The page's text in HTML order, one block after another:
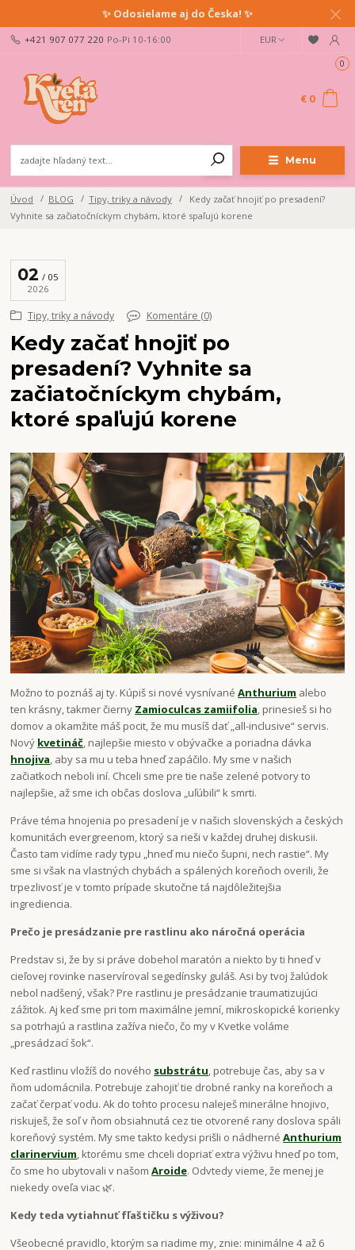
✨ Odosielame aj do Česka! ✨
Menu
EUR
+421 907 077 220 Po-Pi 10-16:00
0
€ 0
Úvod BLOG Tipy, triky a návody
Kedy začať hnojiť po presadení?
Vyhnite sa začiatočníckym chybám, ktoré spaľujú korene
02
05
2026
Tipy, triky a návody Komentáre (0)
Kedy začať hnojiť po
presadení? Vyhnite sa
začiatočníckym chybám,
ktoré spaľujú korene
Možno to poznáš aj ty. Kúpiš si nové vysnívanéAnthurium alebo
ten krásny, takmer čierny Zamioculcas zamiifolia, prinesieš si ho
domov a okamžite máš pocit, že mu musíš dať „all-inclusive“ servis.
Nový kvetináč, najlepšie miesto v obývačke a poriadna dávka
hnojiva, aby sa mu u teba hneď zapáčilo. My sme v našich
začiatkoch neboli iní. Chceli sme pre tie naše zelené potvory to
najlepšie, až sme ich občas doslova „uľúbili“ k smrti.
Práve téma hnojenia po presadení je v našich slovenských a českých
komunitách evergreenom, ktorý sa rieši v každej druhej diskusii.
Často tam vidíme rady typu „hneď mu niečo šupni, nech rastie“. My
sme si však na vlastných chybách a spálených koreňoch overili, že
trpezlivosť je v tomto prípade skutočne tá najdôležitejšia
ingrediencia.
Prečo je presádzanie pre rastlinu ako náročná operácia
Predstav si, že by si práve dobehol maratón a niekto by ti hneď v
cieľovej rovinke naservíroval segedínsky guláš. Asi by tvoj žalúdok
nebol nadšený, však? Pre rastlinu je presádzanie traumatizujúci
zážitok. Aj keď sme pri tom maximálne jemní, mikroskopické korienky
sa potrhajú a rastlina zažíva niečo, čo my v Kvetke voláme
„presádzací šok“.
Keď rastlinu vložíš do nového substrátu, potrebuje čas, aby sa v
ňom udomácnila. Potrebuje zahojiť tie drobné ranky na koreňoch a
začať čerpať vodu. Ak do tohto procesu naleješ minerálne hnojivo,
riskuješ, že soľ v ňom obsiahnutá cez tie otvorené rany doslova spáli
koreňový systém. My sme takto kedysi prišli o nádhernéAnthurium
clarinervium, ktorému sme chceli dopriať extra výživu hneď po tom,
čo sme ho ubytovali v našomAroide. Odvtedy vieme, že menej je
niekedy oveľa viac 🌿.
Kedy teda vytiahnuť fľaštičku s výživou?
Všeobecné pravidlo, ktorým sa riadime my, znie: minimálne 4 až 6